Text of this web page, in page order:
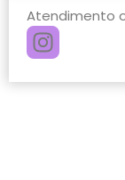
Atendimento